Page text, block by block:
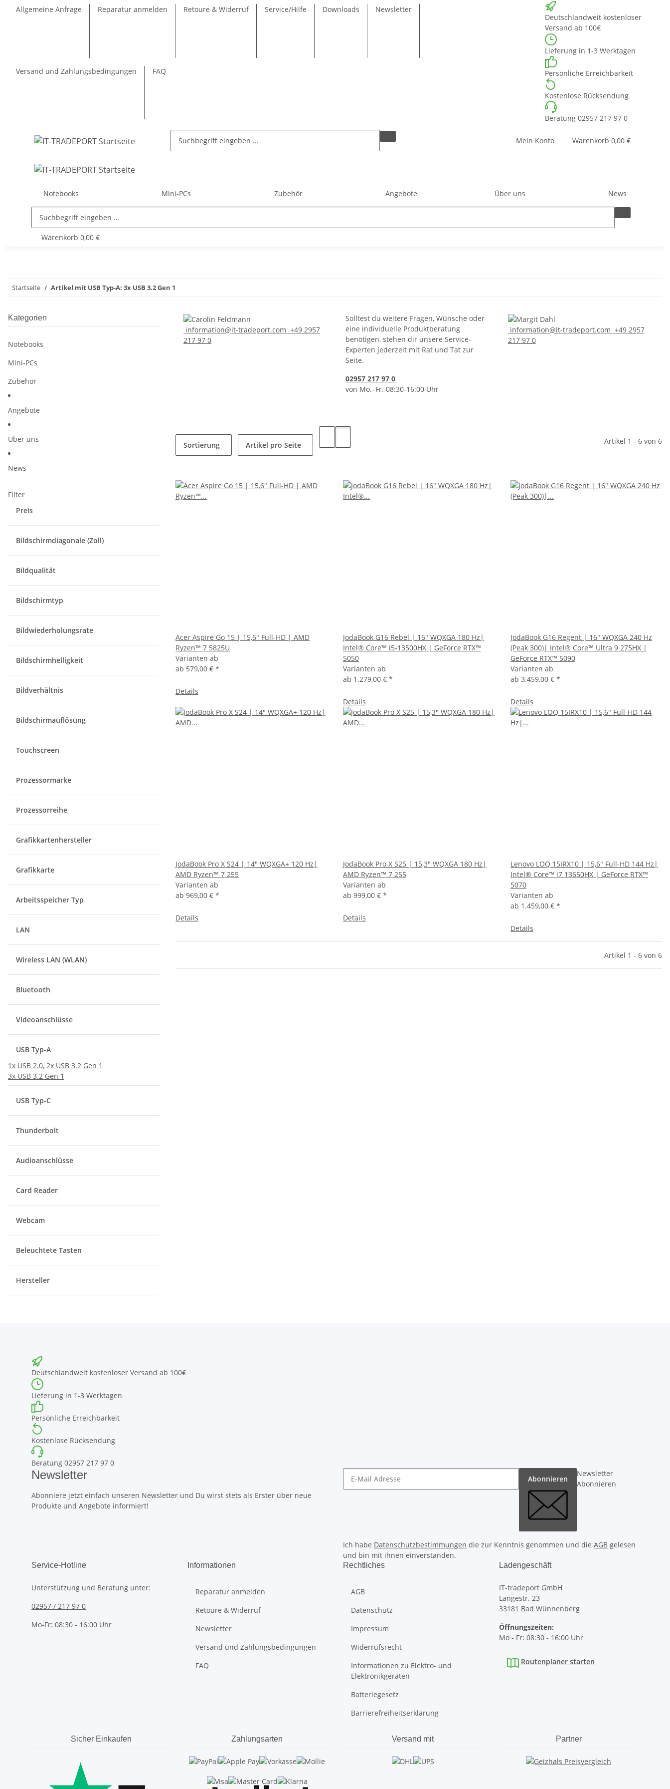
Deutschlandweit kostenloser
Versand ab 100€
Lieferung in 1-3 Werktagen
Persönliche Erreichbarkeit
Kostenlose Rücksendung
Beratung 02957 217 97 0
Allgemeine Anfrage Reparatur anmelden Retoure & Widerruf Service/Hilfe Downloads Newsletter
Versand und Zahlungsbedingungen FAQ
Mein Konto Warenkorb 0,00 €
Notebooks Mini-PCs Zubehör Angebote Über uns News
Warenkorb 0,00 €
Startseite Artikel mit USB Typ-A: 3x USB 3.2 Gen 1
information@it-tradeport.com +49 2957
217 97 0
Solltest du weitere Fragen, Wünsche oder
eine individuelle Produktberatung
benötigen, stehen dir unsere Service-
Experten jederzeit mit Rat und Tat zur
Seite.
02957 217 97 0
von Mo.–Fr. 08:30-16:00 Uhr
information@it-tradeport.com +49 2957
217 97 0
Sortierung Artikel pro Seite Artikel 1 - 6 von 6
Acer Aspire Go 15 | 15,6" Full-HD | AMD
Ryzen™ 7 5825U
Varianten ab
ab 579,00 € *
Details
JodaBook G16 Rebel | 16" WQXGA 180 Hz|
Intel® Core™ i5-13500HX | GeForce RTX™
5050
Varianten ab
ab 1.279,00 € *
Details
JodaBook G16 Regent | 16" WQXGA 240 Hz
(Peak 300)| Intel® Core™ Ultra 9 275HX |
GeForce RTX™ 5090
Varianten ab
ab 3.459,00 € *
Details
JodaBook Pro X S24 | 14" WQXGA+ 120 Hz|
AMD Ryzen™ 7 255
Varianten ab
ab 969,00 € *
Details
JodaBook Pro X S25 | 15,3" WQXGA 180 Hz|
AMD Ryzen™ 7 255
Varianten ab
ab 999,00 € *
Details
Lenovo LOQ 15IRX10 | 15,6" Full-HD 144 Hz|
Intel® Core™ i7 13650HX | GeForce RTX™
5070
Varianten ab
ab 1.459,00 € *
Details
Artikel 1 - 6 von 6
Kategorien
Notebooks
Mini-PCs
Zubehör
Angebote
Über uns
News
Filter
Preis
Bildschirmdiagonale (Zoll)
Bildqualität
Bildschirmtyp
Bildwiederholungsrate
Bildschirmhelligkeit
Bildverhältnis
Bildschirmauflösung
Touchscreen
Prozessormarke
Prozessorreihe
Grafikkartenhersteller
Grafikkarte
Arbeitsspeicher Typ
LAN
Wireless LAN (WLAN)
Bluetooth
Videoanschlüsse
USB Typ-A
1x USB 2.0, 2x USB 3.2 Gen 1
3x USB 3.2 Gen 1
USB Typ-C
Thunderbolt
Audioanschlüsse
Card Reader
Webcam
Beleuchtete Tasten
Hersteller
Deutschlandweit kostenloser Versand ab 100€
Lieferung in 1-3 Werktagen
Persönliche Erreichbarkeit
Kostenlose Rücksendung
Beratung 02957 217 97 0
Newsletter
Abonniere jetzt einfach unseren Newsletter und Du wirst stets als Erster über neue
Produkte und Angebote informiert!
Abonnieren
Newsletter
Abonnieren
Ich habe Datenschutzbestimmungen die zur Kenntnis genommen und die AGB gelesen
und bin mit ihnen einverstanden.
Service-Hotline
Unterstützung und Beratung unter:
02957 / 217 97 0
Mo-Fr: 08:30 - 16:00 Uhr
Informationen
Reparatur anmelden
Retoure & Widerruf
Newsletter
Versand und Zahlungsbedingungen
FAQ
Rechtliches
AGB
Datenschutz
Impressum
Widerrufsrecht
Informationen zu Elektro- und
Elektronikgeräten
Batteriegesetz
Barrierefreiheitserklärung
Ladengeschäft
IT-tradeport GmbH
Langestr. 23
33181 Bad Wünnenberg
Öffnungszeiten:
Mo - Fr: 08:30 - 16:00 Uhr
Routenplaner starten
Sicher Einkaufen Zahlungsarten Versand mit Partner